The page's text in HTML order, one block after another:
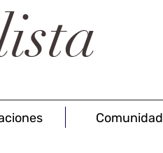
Comunidad